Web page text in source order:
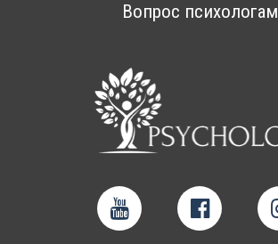
Вопрос психологам